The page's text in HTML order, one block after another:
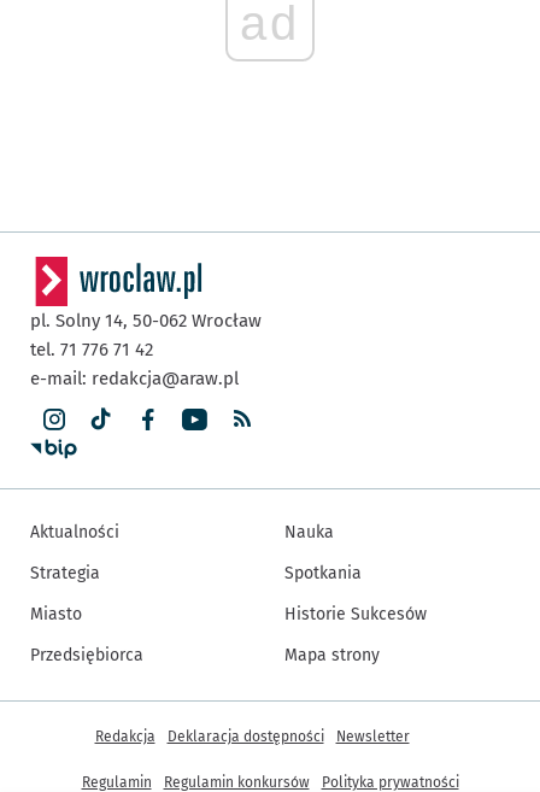
ad
pl. Solny 14, 50-062 Wrocław
tel. 71 776 71 42
e-mail: redakcja@araw.pl
Aktualności
Strategia
Miasto
Przedsiębiorca
Nauka
Spotkania
Historie Sukcesów
Mapa strony
Inne informacje
Redakcja Deklaracja dostępności Newsletter
Regulamin Regulamin konkursów Polityka prywatności